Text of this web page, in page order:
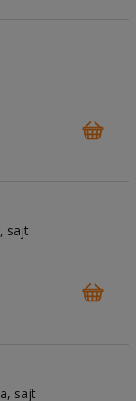
sajt
sajt